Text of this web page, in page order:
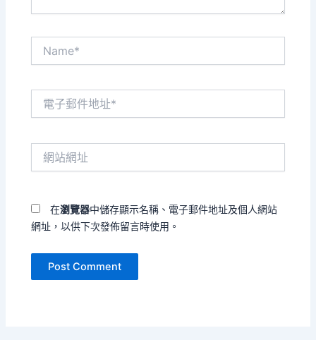
在瀏覽器中儲存顯示名稱、電子郵件地址及個人網站
網址，以供下次發佈留言時使用。